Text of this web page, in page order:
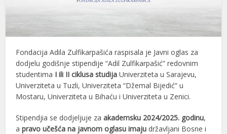
Fondacija Adila Zulfikarpašića raspisala je Javni oglas za
dodjelu godišnje stipendije “Adil Zulfikarpašić” redovnim
studentima I ili II ciklusa studija Univerziteta u Sarajevu,
Univerziteta u Tuzli, Univerziteta “Džemal Bijedić” u
Mostaru, Univerziteta u Bihaću i Univerziteta u Zenici.
Stipendjia se dodjeljuje zaakademsku 2024/2025. godinu,
apravo učešća na javnom oglasu imaju državljani Bosne i